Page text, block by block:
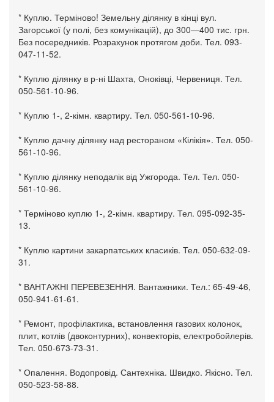
* Куплю. Терміново! Земельну ділянку в кінці вул.
Загорської (у полі, без комунікацій), до 300—400 тис. грн.
Без посередників. Розрахунок протягом доби. Тел. 093-
047-11-52.
* Куплю ділянку в р-ні Шахта, Оноківці, Червениця. Тел.
050-561-10-96.
* Куплю 1-, 2-кімн. квартиру. Тел. 050-561-10-96.
* Куплю дачну ділянку над рестораном «Кілікія». Тел. 050-
561-10-96.
* Куплю ділянку неподалік від Ужгорода. Тел. Тел. 050-
561-10-96.
* Терміново куплю 1-, 2-кімн. квартиру. Тел. 095-092-35-
13.
* Куплю картини закарпатських класиків. Тел. 050-632-09-
31.
* ВАНТАЖНІ ПЕРЕВЕЗЕННЯ. Вантажники. Тел.: 65-49-46,
050-941-61-61.
* Ремонт, профілактика, встановлення газових колонок,
плит, котлів (двоконтурних), конвекторів, електробойлерів.
Тел. 050-673-73-31.
* Опалення. Водопровід. Сантехніка. Швидко. Якісно. Тел.
050-523-58-88.